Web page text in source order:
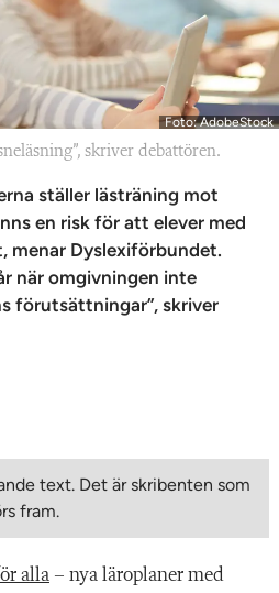
Foto: AdobeStock
skriver debattören.
ställer lästräning mot
en risk för att elever med
menar Dyslexiförbundet.
när omgivningen inte
förutsättningar”, skriver
text. Det är skribenten som
fram.
alla – nya läroplaner med